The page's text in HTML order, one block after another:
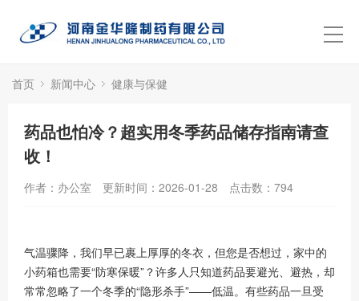
首页 新闻中心 健康与保健
药品也怕冷？超实用冬季药品储存指南请查
收！
作者：办公室 更新时间：2026-01-28 点击数： 794
气温骤降，我们早已裹上厚厚的冬衣，但您是否想过，家中的
小药箱也需要“防寒保暖”？许多人只知道药品要避光、避热，却
常常忽略了一个冬季的“隐形杀手”——低温。有些药品一旦受